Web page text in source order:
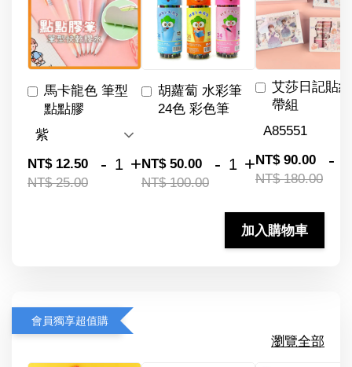
馬卡龍色 筆型
點點膠
NT$ 12.50
NT$ 25.00
- +
胡蘿蔔 水彩筆
24色 彩色筆
NT$ 50.00
NT$ 100.00
- +
艾莎日記貼
帶組
NT$ 90.00
NT$ 180.00
-
加入購物車
會員獨享超值購
瀏覽全部